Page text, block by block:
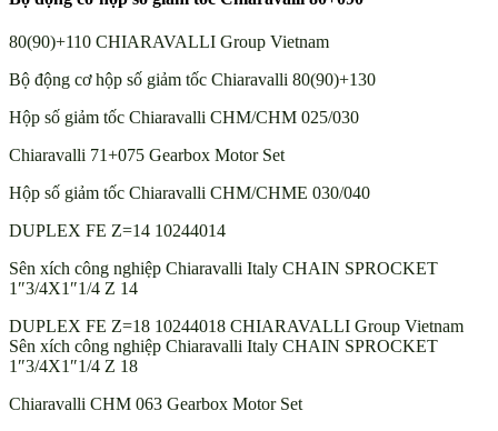
80(90)+110 CHIARAVALLI Group Vietnam
Bộ động cơ hộp số giảm tốc Chiaravalli 80(90)+130
Hộp số giảm tốc Chiaravalli CHM/CHM 025/030
Chiaravalli 71+075 Gearbox Motor Set
Hộp số giảm tốc Chiaravalli CHM/CHME 030/040
DUPLEX FE Z=14 10244014
Sên xích công nghiệp Chiaravalli Italy CHAIN SPROCKET
1″3/4X1″1/4 Z 14
DUPLEX FE Z=18 10244018 CHIARAVALLI Group Vietnam
Sên xích công nghiệp Chiaravalli Italy CHAIN SPROCKET
1″3/4X1″1/4 Z 18
Chiaravalli CHM 063 Gearbox Motor Set